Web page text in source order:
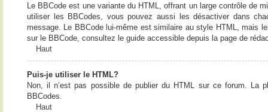
Le BBCode est une variante du HTML, offrant un large contrôle de
utiliser les BBCodes, vous pouvez aussi les désactiver dans
message. Le BBCode lui-même est similaire au style HTML, mais
sur le BBCode, consultez le guide accessible depuis la page de
Haut
Puis-je utiliser le HTML?
Non, il n’est pas possible de publier du HTML sur ce forum. La
BBCodes.
Haut